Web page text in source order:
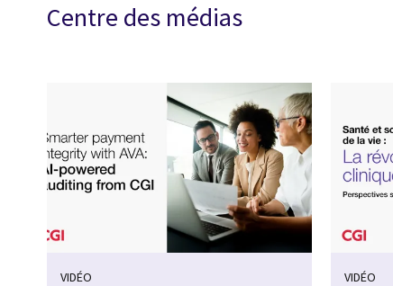
Centre des médias
VIDÉO VIDÉO